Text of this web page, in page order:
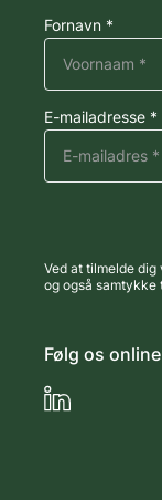
Fornavn *
E-mailadresse *
Ved at tilmelde
og også samtykke
Følg os online
LinkedIn